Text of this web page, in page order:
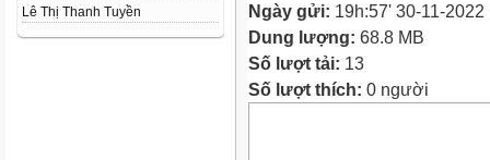
Lê Thị Thanh Tuyền
Ngày gửi: 19h:57' 30-11-2022
Dung lượng: 68.8 MB
Số lượt tải: 13
Số lượt thích: 0 người